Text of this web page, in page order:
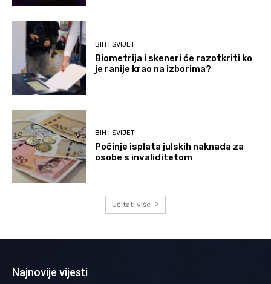
BIH I SVIJET
Biometrija i skeneri će razotkriti ko
je ranije krao na izborima?
BIH I SVIJET
Počinje isplata julskih naknada za
osobe s invaliditetom
Učitati više
Najnovije vijesti